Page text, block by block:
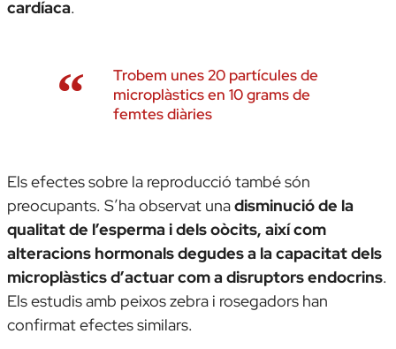
cardíaca.
Trobem unes 20 partícules de
microplàstics en 10 grams de
femtes diàries
Els efectes sobre la reproducció també són
preocupants. S’ha observat unadisminució de la
qualitat de l’esperma i dels oòcits, així com
alteracions hormonals degudes a la capacitat dels
microplàstics d’actuar com a disruptors endocrins.
Els estudis amb peixos zebra i rosegadors han
confirmat efectes similars.